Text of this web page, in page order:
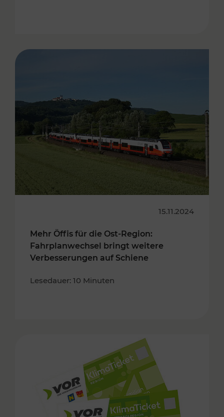
15.11.2024
Mehr Öffis für die Ost-Region:
Fahrplanwechsel bringt weitere
Verbesserungen auf Schiene
Lesedauer: 10 Minuten